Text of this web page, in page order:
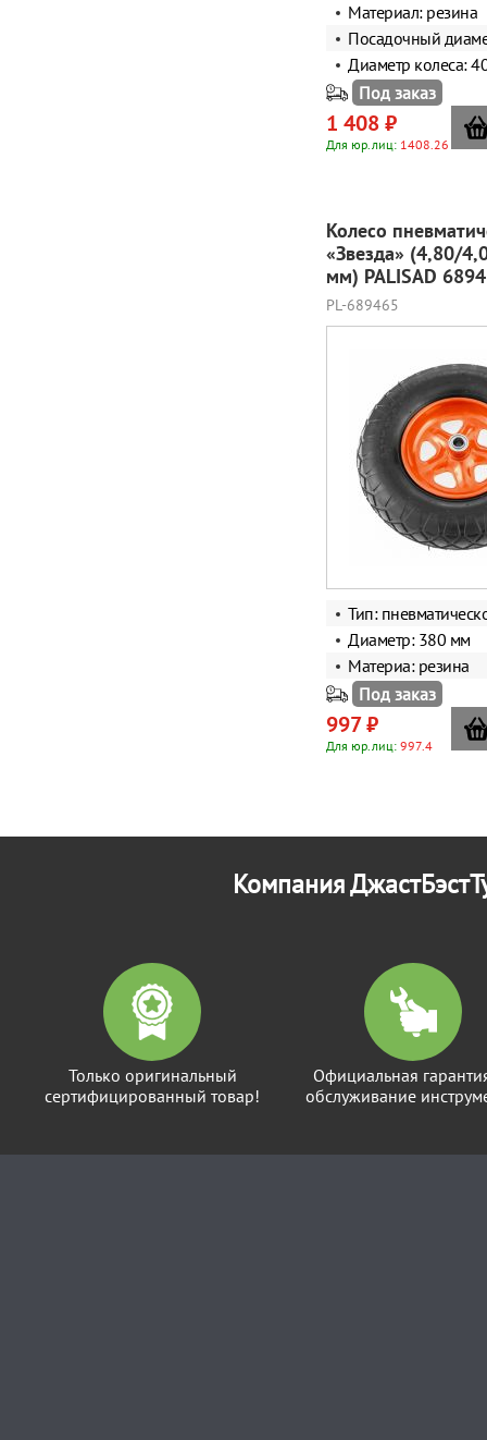
Материал: резина
Посадочный
Диаметр колеса:
Под заказ
1 408 ₽
Для юр.лиц: 1408.26
Колесо
«Звезда» (4,80/
мм) PALISAD
PL-689465
Тип:
Диаметр: 380 мм
Материа: резина
Под заказ
997 ₽
Для юр.лиц: 997.4
Компания
Только оригинальный
сертифицированный товар!
Официальная
обслуживание